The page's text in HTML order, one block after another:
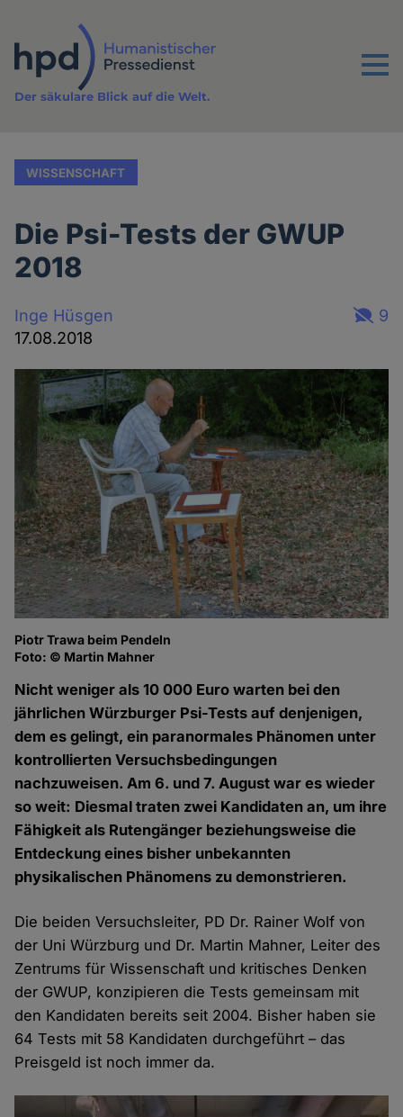
Inhalt
Menu
Der säkulare Blick auf die Welt.
WISSENSCHAFT
Die Psi-Tests der GWUP
2018
Inge Hüsgen
17.08.2018
9
Piotr Trawa beim Pendeln
Foto: © Martin Mahner
Nicht weniger als 10 000 Euro warten bei den
jährlichen Würzburger Psi-Tests auf denjenigen,
dem es gelingt, ein paranormales Phänomen unter
kontrollierten Versuchsbedingungen
nachzuweisen. Am 6. und 7. August war es wieder
so weit: Diesmal traten zwei Kandidaten an, um ihre
Fähigkeit als Rutengänger beziehungsweise die
Entdeckung eines bisher unbekannten
physikalischen Phänomens zu demonstrieren.
Die beiden Versuchsleiter, PD Dr. Rainer Wolf von
der Uni Würzburg und Dr. Martin Mahner, Leiter des
Zentrums für Wissenschaft und kritisches Denken
der GWUP, konzipieren die Tests gemeinsam mit
den Kandidaten bereits seit 2004. Bisher haben sie
64 Tests mit 58 Kandidaten durchgeführt – das
Preisgeld ist noch immer da.